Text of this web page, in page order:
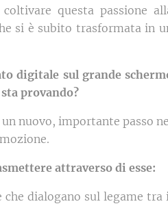
questa passione
si è subito trasformata in
digitale sul grande
provando?
nuovo, importante passo
attraverso di esse:
dialogano sul legame tra